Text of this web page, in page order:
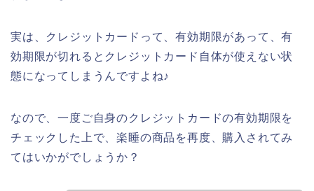
実は、クレジットカードって、有効期限があって、有
効期限が切れるとクレジットカード自体が使えない状
態になってしまうんですよね♪
なので、一度ご自身のクレジットカードの有効期限を
チェックした上で、楽睡の商品を再度、購入されてみ
てはいかがでしょうか？